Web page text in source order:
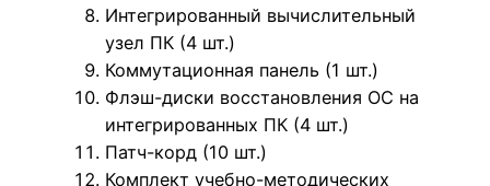
Интегрированный вычислительный
узел ПК (4 шт.)
Коммутационная панель (1 шт.)
Флэш-диски восстановления ОС на
интегрированных ПК (4 шт.)
Патч-корд (10 шт.)
Комплект учебно-методических